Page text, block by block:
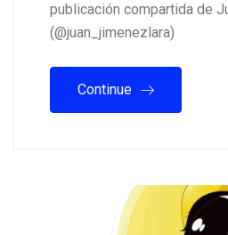
publicación compartida de
(@juan_jimenezlara)
Continue